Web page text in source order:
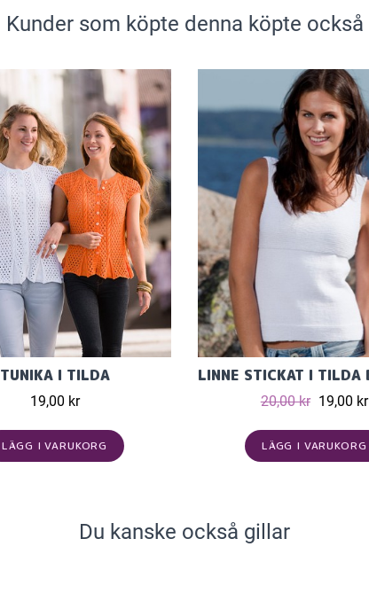
Kunder som köpte denna köpte också
TUNIKA I TILDA
19,00 kr
LÄGG I VARUKORG
20,00 kr 19,00 kr
LÄGG I VARUKORG
Du kanske också gillar